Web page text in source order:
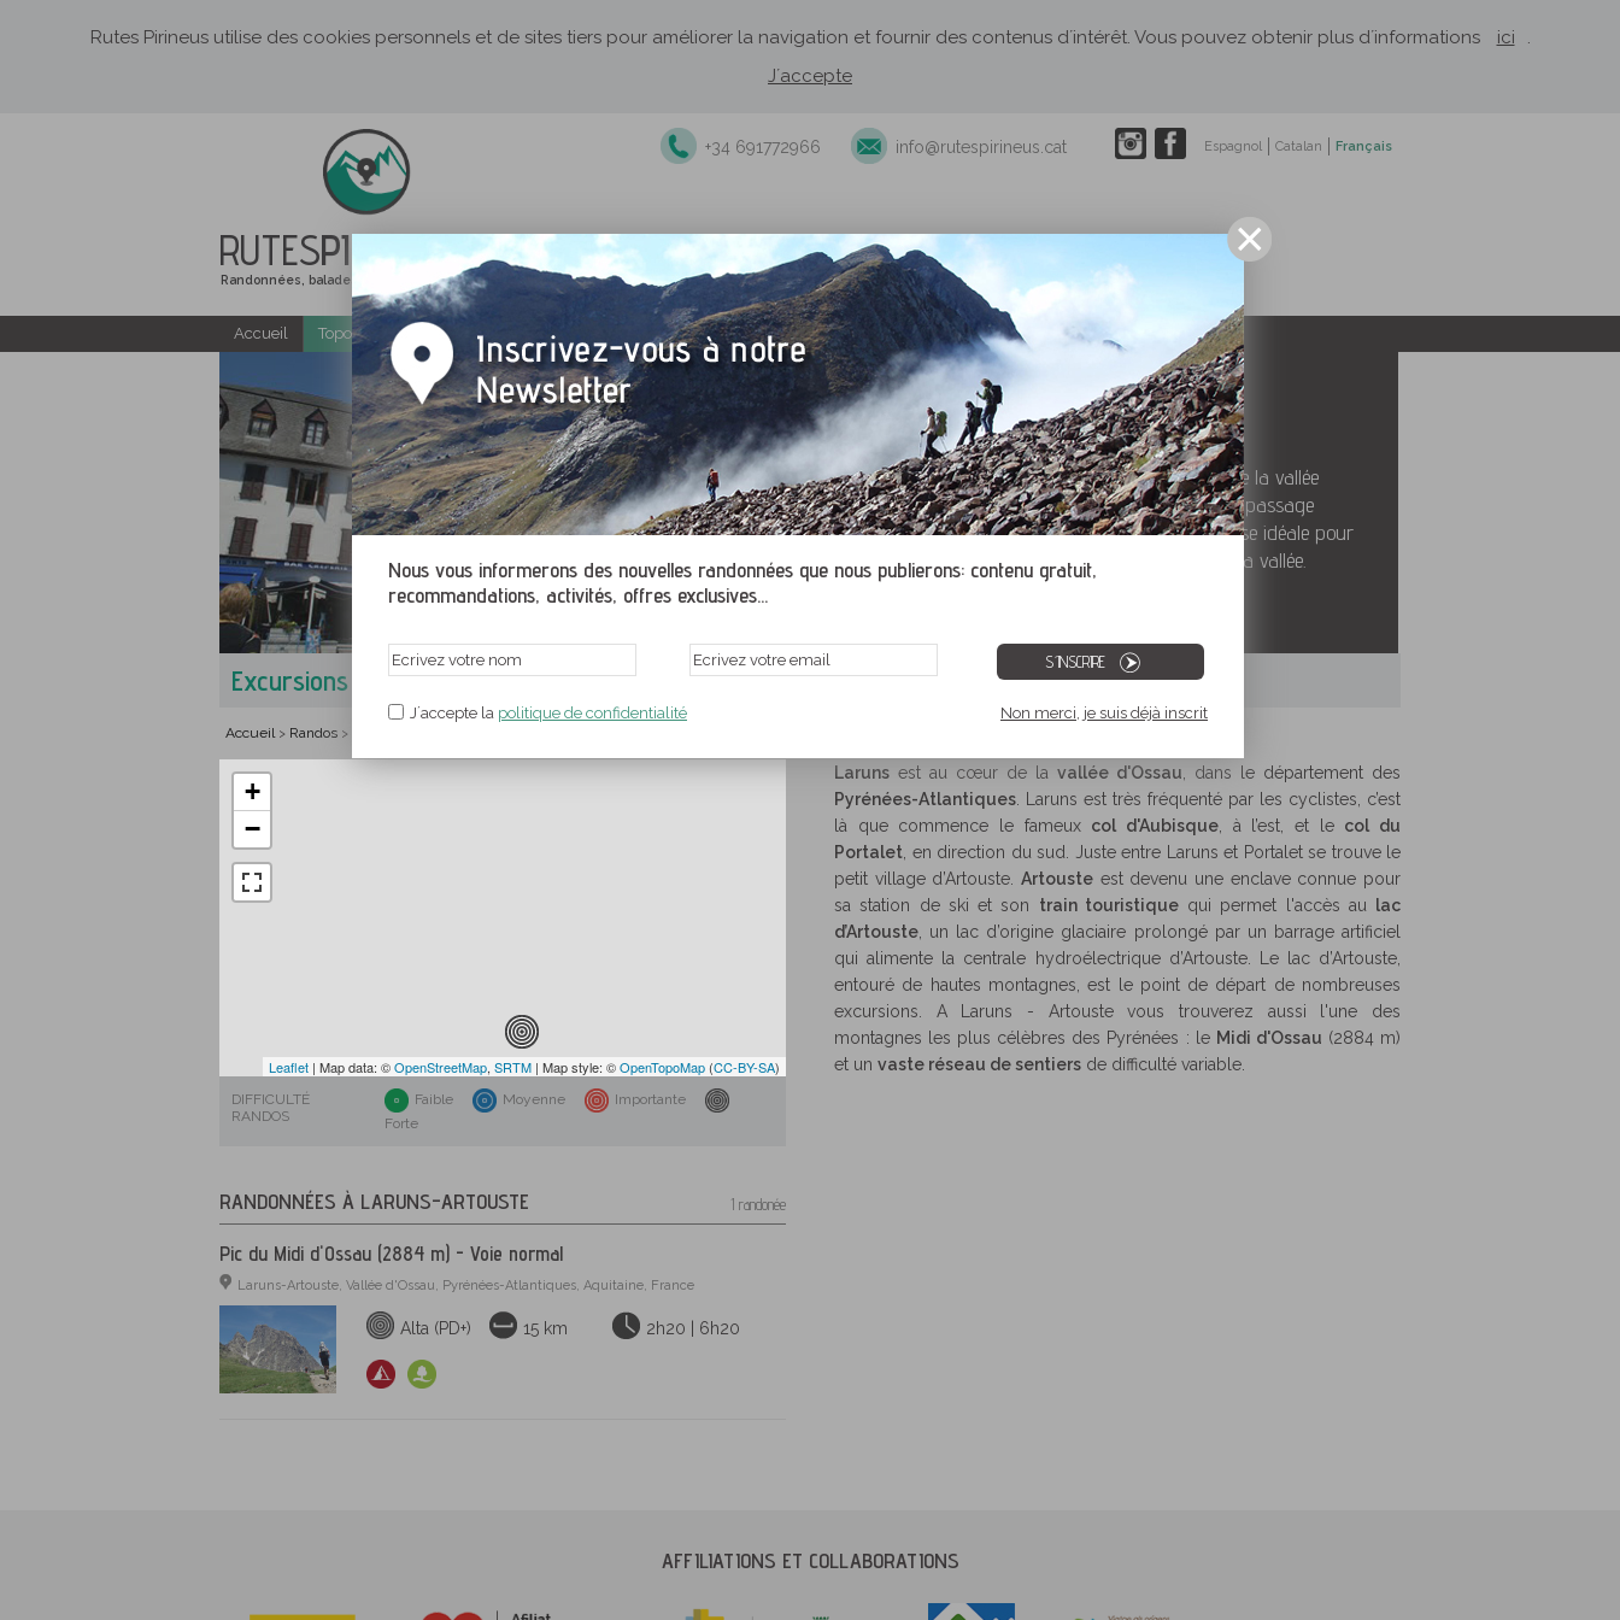
Rutes Pirineus utilise des cookies personnels et de sites tiers pour améliorer la navigation et fournir des contenus d´intérêt. Vous pouvez obtenir plus d´informations ici
.
J´accepte
RUTESPIRINEUS
Randonnées, balades et itinéraires de montagne
Espagnol Catalan Français
+34 691772966 info@rutespirineus.cat
Nous vous informerons des nouvelles randonnées que nous publierons: contenu gratuit,
recommandations, activités, offres exclusives...
S´INSCRIRE
J´accepte la politique de confidentialité Non merci, je suis déjà inscrit
Accueil Topo-guides gratuits Randonnées accompagnées Recommandations d'établissements
Laruns-Artouste
Nature, sensations et traditions dans le cœur de la vallée
d'Ossau. Le joli village de Laruns est le point de passage
obligatoire pour les cyclistes et constitue une base idéale pour
découvrir les grandes montagnes et les lacs de la vallée.
Excursions à Laruns-Artouste
Accueil> Randos >
+
−
Leaflet | Map data: ©OpenStreetMap, SRTM | Map style: ©OpenTopoMap (CC-BY-SA)
DIFFICULTÉ
RANDOS
Faible Moyenne
Importante
Forte
RANDONNÉES À LARUNS-ARTOUSTE 1 randonée
Pic du Midi d'Ossau (2884 m) - Voie normal
Laruns-Artouste, Vallée d'Ossau, Pyrénées-Atlantiques, Aquitaine, France
Alta (PD+) 15 km 2h20 | 6h20
Laruns est au cœur de la vallée d'Ossau , dans le département des
Pyrénées-Atlantiques . Laruns est très fréquenté par les cyclistes, c’est
là que commence le fameux col d'Aubisque , à l’est, et le col du
Portalet , en direction du sud. Juste entre Laruns et Portalet se trouve le
petit village d’Artouste. Artouste est devenu une enclave connue pour
sa station de ski et son train touristiquequi permet l'accès au
lac
d’Artouste , un lac d’origine glaciaire prolongé par un barrage artificiel
qui alimente la centrale hydroélectrique d’Artouste. Le lac d’Artouste,
entouré de hautes montagnes, est le point de départ de nombreuses
excursions. A Laruns - Artouste vous trouverez aussi l'une des
montagnes les plus célèbres des Pyrénées : le Midi d'Ossau (2884 m)
et un vaste réseau de sentiers de difficulté variable.
AFFILIATIONS ET COLLABORATIONS